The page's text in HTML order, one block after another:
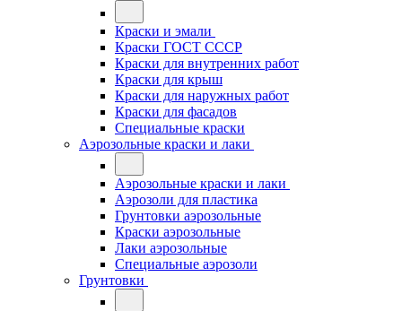
Краски и эмали
Краски ГОСТ СССР
Краски для внутренних работ
Краски для крыш
Краски для наружных работ
Краски для фасадов
Специальные краски
Аэрозольные краски и лаки
Аэрозольные краски и лаки
Аэрозоли для пластика
Грунтовки аэрозольные
Краски аэрозольные
Лаки аэрозольные
Специальные аэрозоли
Грунтовки